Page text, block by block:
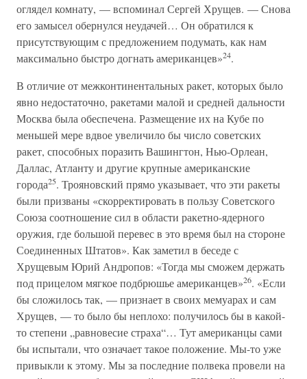
оглядел комнату, — вспоминал Сергей Хрущев. — Снова
его замысел обернулся неудачей… Он обратился к
присутствующим с предложением подумать, как нам
максимально быстро догнать американцев»24.
В отличие от межконтинентальных ракет, которых было
явно недостаточно, ракетами малой и средней дальности
Москва была обеспечена. Размещение их на Кубе по
меньшей мере вдвое увеличило бы число советских
ракет, способных поразить Вашингтон, Нью-Орлеан,
Даллас, Атланту и другие крупные американские
города25. Трояновский прямо указывает, что эти ракеты
были призваны «скорректировать в пользу Советского
Союза соотношение сил в области ракетно-ядерного
оружия, где большой перевес в это время был на стороне
Соединенных Штатов». Как заметил в беседе с
Хрущевым Юрий Андропов: «Тогда мы сможем держать
под прицелом мягкое подбрюшье американцев»26. «Если
бы сложилось так, — признает в своих мемуарах и сам
Хрущев, — то было бы неплохо: получилось бы в какой-
то степени „равновесие страха“… Тут американцы сами
бы испытали, что означает такое положение. Мы-то уже
привыкли к этому. Мы за последние полвека провели на